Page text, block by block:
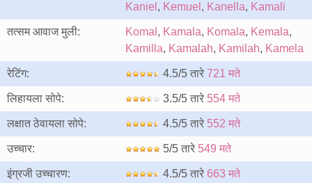
Kaniel , Kemuel , Kanella, Kamali
तत्सम आवाज मुली: Komal , Kamala, Komala, Kemala,
Kamilla, Kamalah, Kamilah, Kamela
रेटिंग: 4.5/5 तारे 721 मते
लिहायला सोपे: 3.5/5 तारे 554 मते
लक्षात ठेवायला सोपे: 4.5/5 तारे 552 मते
उच्चार: 5/5 तारे 549 मते
इंग्रजी उच्चारण: 4.5/5 तारे 663 मते